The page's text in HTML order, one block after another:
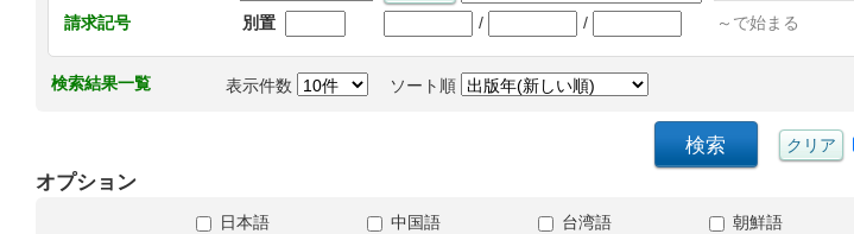
請求記号
別置 / / ～で始まる
検索結果一覧 表示件数 ソート順
オプション
日本語 中国語 台湾語 朝鮮語